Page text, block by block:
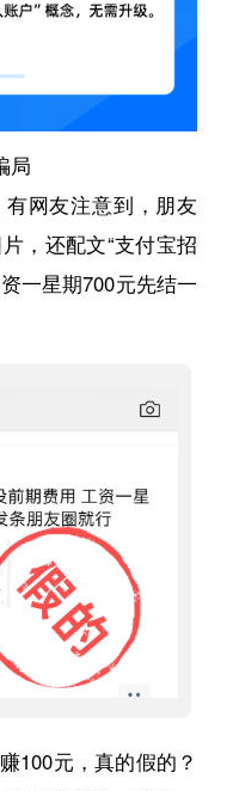
局
网友注意到，朋友
，还配文“支付宝招
一星期700元先结一
100元，真的假的？